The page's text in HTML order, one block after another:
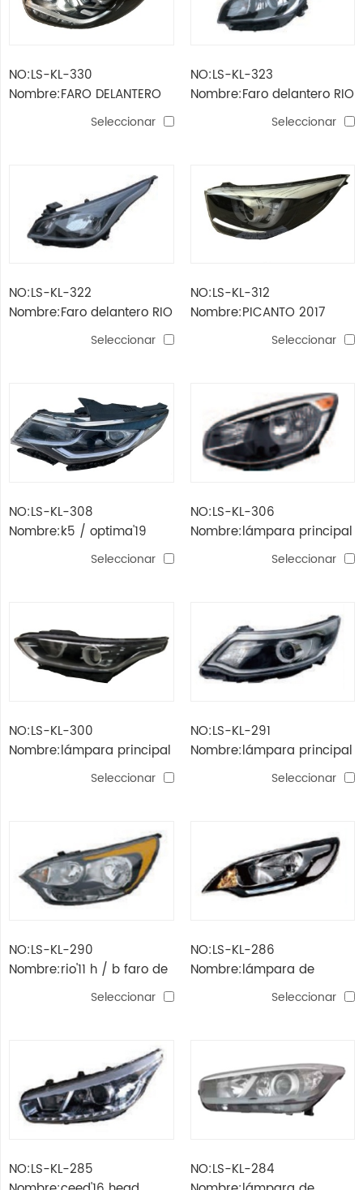
NO:LS-KL-330
Nombre:FARO DELANTERO
PICANTO 2021Seleccionar
NO:LS-KL-323
Nombre:Faro delantero RIO
2017 (TIPO RUSIA)Seleccionar
NO:LS-KL-322
Nombre:Faro delantero RIO
2017 (TIPO RUSIA)Seleccionar
NO:LS-KL-312
Nombre:PICANTO 2017
lámpara de cabeza led
Seleccionar
NO:LS-KL-308
Nombre:k5 / optima'19
lámpara de cabeza led
Seleccionar
NO:LS-KL-306
Nombre:lámpara principal
Seleccionar
NO:LS-KL-300
Nombre:lámpara principal
Seleccionar
NO:LS-KL-291
Nombre:lámpara principal
rio'15 con proyector
Seleccionar
NO:LS-KL-290
Nombre:rio'11 h / b faro de
5 puertas con esquina
Seleccionar
NO:LS-KL-286
Nombre:lámpara de
cabeza rio'15 (middel
Seleccionar
NO:LS-KL-285
NO:LS-KL-284